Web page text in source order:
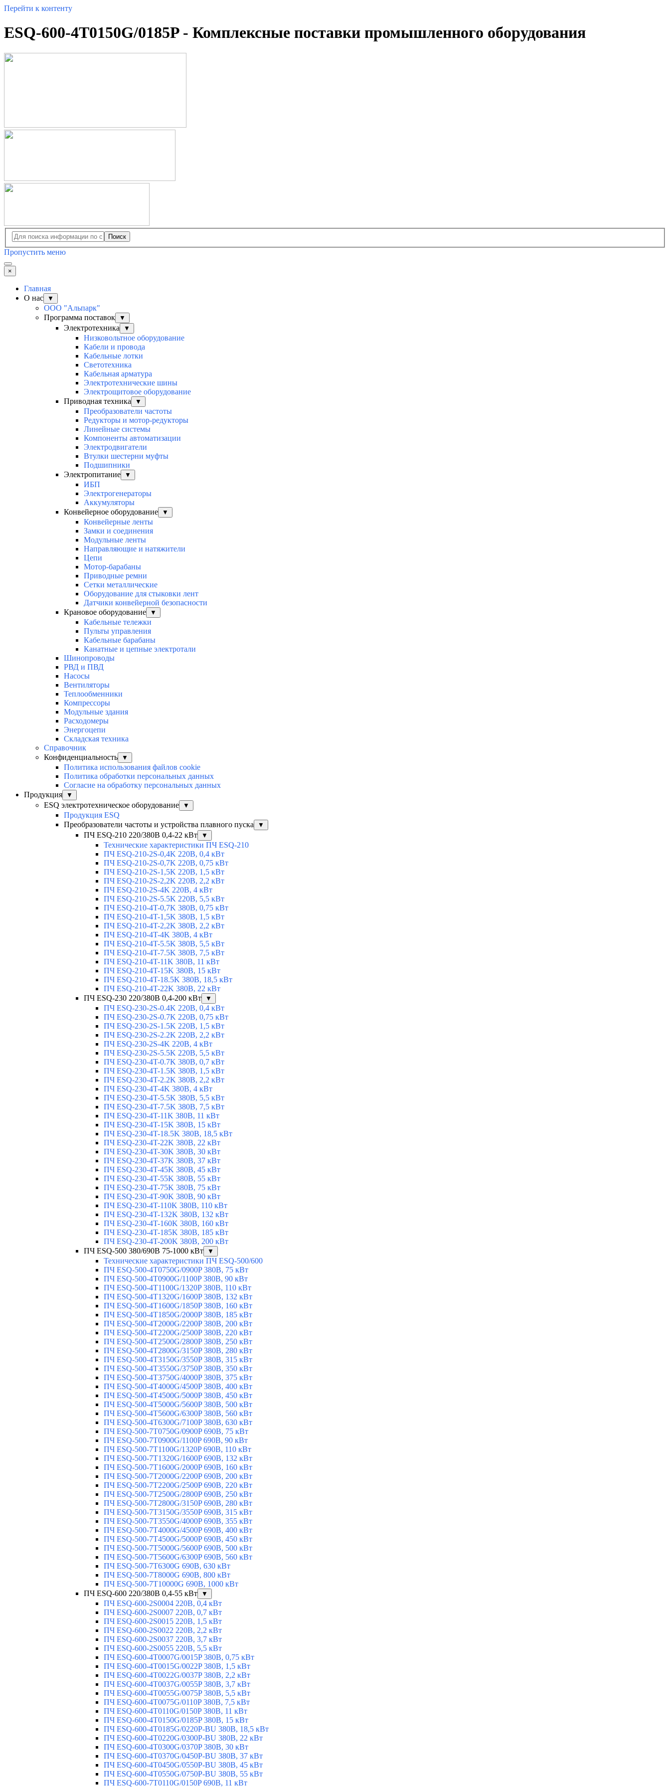
Перейти к контенту
ESQ-600-4T0150G/0185P - Комплексные поставки промышленного оборудования
Поиск
Пропустить меню
×
Главная
О нас
▼
ООО "Альпарк"
Программа поставок
▼
Электротехника ▼
Низковольтное оборудование
Кабели и провода
Кабельные лотки
Светотехника
Кабельная арматура
Электротехнические шины
Электрощитовое оборудование
Приводная техника
▼
Преобразователи частоты
Редукторы и мотор-редукторы
Линейные системы
Компоненты автоматизации
Электродвигатели
Втулки шестерни муфты
Подшипники
Электропитание
▼
ИБП
Электрогенераторы
Аккумуляторы
Конвейерное оборудование
▼
Конвейерные ленты
Замки и соединения
Модульные ленты
Направляющие и натяжители
Цепи
Мотор-барабаны
Приводные ремни
Сетки металлические
Оборудование для стыковки лент
Датчики конвейерной безопасности
Крановое оборудование
▼
Кабельные тележки
Пульты управления
Кабельные барабаны
Канатные и цепные электротали
Шинопроводы
РВД и ПВД
Насосы
Вентиляторы
Теплообменники
Компрессоры
Модульные здания
Расходомеры
Энергоцепи
Складская техника
Справочник
Конфиденциальность
▼
Политика использования файлов cookie
Политика обработки персональных данных
Согласие на обработку персональных данных
Продукция
▼
ESQ электротехническое оборудование ▼
Продукция ESQ
Преобразователи частоты и устройства плавного пуска
▼
ПЧ ESQ-210 220/380В 0,4-22 кВт ▼
Технические характеристики ПЧ ESQ-210
ПЧ ESQ-210-2S-0,4K 220В, 0,4 кВт
ПЧ ESQ-210-2S-0,7K 220В, 0,75 кВт
ПЧ ESQ-210-2S-1,5K 220В, 1,5 кВт
ПЧ ESQ-210-2S-2,2K 220В, 2,2 кВт
ПЧ ESQ-210-2S-4K 220В, 4 кВт
ПЧ ESQ-210-2S-5.5K 220В, 5,5 кВт
ПЧ ESQ-210-4T-0,7K 380В, 0,75 кВт
ПЧ ESQ-210-4T-1,5K 380В, 1,5 кВт
ПЧ ESQ-210-4T-2,2K 380В, 2,2 кВт
ПЧ ESQ-210-4T-4K 380В, 4 кВт
ПЧ ESQ-210-4T-5.5K 380В, 5,5 кВт
ПЧ ESQ-210-4T-7.5K 380В, 7,5 кВт
ПЧ ESQ-210-4T-11K 380В, 11 кВт
ПЧ ESQ-210-4T-15K 380В, 15 кВт
ПЧ ESQ-210-4T-18.5K 380В, 18,5 кВт
ПЧ ESQ-210-4T-22K 380В, 22 кВт
ПЧ ESQ-230 220/380В 0,4-200 кВт
▼
ПЧ ESQ-230-2S-0.4K 220В, 0,4 кВт
ПЧ ESQ-230-2S-0.7K 220В, 0,75 кВт
ПЧ ESQ-230-2S-1.5K 220В, 1,5 кВт
ПЧ ESQ-230-2S-2.2K 220В, 2,2 кВт
ПЧ ESQ-230-2S-4K 220В, 4 кВт
ПЧ ESQ-230-2S-5.5K 220В, 5,5 кВт
ПЧ ESQ-230-4T-0.7K 380В, 0,7 кВт
ПЧ ESQ-230-4T-1.5K 380В, 1,5 кВт
ПЧ ESQ-230-4T-2.2K 380В, 2,2 кВт
ПЧ ESQ-230-4T-4K 380В, 4 кВт
ПЧ ESQ-230-4T-5.5K 380В, 5,5 кВт
ПЧ ESQ-230-4T-7.5K 380В, 7,5 кВт
ПЧ ESQ-230-4T-11K 380В, 11 кВт
ПЧ ESQ-230-4T-15K 380В, 15 кВт
ПЧ ESQ-230-4T-18.5K 380В, 18,5 кВт
ПЧ ESQ-230-4T-22K 380В, 22 кВт
ПЧ ESQ-230-4T-30K 380В, 30 кВт
ПЧ ESQ-230-4T-37K 380В, 37 кВт
ПЧ ESQ-230-4T-45K 380В, 45 кВт
ПЧ ESQ-230-4T-55K 380В, 55 кВт
ПЧ ESQ-230-4T-75K 380В, 75 кВт
ПЧ ESQ-230-4T-90K 380В, 90 кВт
ПЧ ESQ-230-4T-110K 380В, 110 кВт
ПЧ ESQ-230-4T-132K 380В, 132 кВт
ПЧ ESQ-230-4T-160K 380В, 160 кВт
ПЧ ESQ-230-4T-185K 380В, 185 кВт
ПЧ ESQ-230-4T-200K 380В, 200 кВт
ПЧ ESQ-500 380/690В 75-1000 кВт
▼
Технические характеристики ПЧ ESQ-500/600
ПЧ ESQ-500-4T0750G/0900P 380В, 75 кВт
ПЧ ESQ-500-4T0900G/1100P 380В, 90 кВт
ПЧ ESQ-500-4T1100G/1320P 380В, 110 кВт
ПЧ ESQ-500-4T1320G/1600P 380В, 132 кВт
ПЧ ESQ-500-4T1600G/1850P 380В, 160 кВт
ПЧ ESQ-500-4T1850G/2000P 380В, 185 кВт
ПЧ ESQ-500-4T2000G/2200P 380В, 200 кВт
ПЧ ESQ-500-4T2200G/2500P 380В, 220 кВт
ПЧ ESQ-500-4T2500G/2800P 380В, 250 кВт
ПЧ ESQ-500-4T2800G/3150P 380В, 280 кВт
ПЧ ESQ-500-4T3150G/3550P 380В, 315 кВт
ПЧ ESQ-500-4T3550G/3750P 380В, 350 кВт
ПЧ ESQ-500-4T3750G/4000P 380В, 375 кВт
ПЧ ESQ-500-4T4000G/4500P 380В, 400 кВт
ПЧ ESQ-500-4T4500G/5000P 380В, 450 кВт
ПЧ ESQ-500-4T5000G/5600P 380В, 500 кВт
ПЧ ESQ-500-4T5600G/6300P 380В, 560 кВт
ПЧ ESQ-500-4T6300G/7100P 380В, 630 кВт
ПЧ ESQ-500-7T0750G/0900P 690В, 75 кВт
ПЧ ESQ-500-7T0900G/1100P 690В, 90 кВт
ПЧ ESQ-500-7T1100G/1320P 690В, 110 кВт
ПЧ ESQ-500-7T1320G/1600P 690В, 132 кВт
ПЧ ESQ-500-7T1600G/2000P 690В, 160 кВт
ПЧ ESQ-500-7T2000G/2200P 690В, 200 кВт
ПЧ ESQ-500-7T2200G/2500P 690В, 220 кВт
ПЧ ESQ-500-7T2500G/2800P 690В, 250 кВт
ПЧ ESQ-500-7T2800G/3150P 690В, 280 кВт
ПЧ ESQ-500-7T3150G/3550P 690В, 315 кВт
ПЧ ESQ-500-7T3550G/4000P 690В, 355 кВт
ПЧ ESQ-500-7T4000G/4500P 690В, 400 кВт
ПЧ ESQ-500-7T4500G/5000P 690В, 450 кВт
ПЧ ESQ-500-7T5000G/5600P 690В, 500 кВт
ПЧ ESQ-500-7T5600G/6300P 690В, 560 кВт
ПЧ ESQ-500-7T6300G 690В, 630 кВт
ПЧ ESQ-500-7T8000G 690В, 800 кВт
ПЧ ESQ-500-7T10000G 690В, 1000 кВт
ПЧ ESQ-600 220/380В 0,4-55 кВт
▼
ПЧ ESQ-600-2S0004 220В, 0,4 кВт
ПЧ ESQ-600-2S0007 220В, 0,7 кВт
ПЧ ESQ-600-2S0015 220В, 1,5 кВт
ПЧ ESQ-600-2S0022 220В, 2,2 кВт
ПЧ ESQ-600-2S0037 220В, 3,7 кВт
ПЧ ESQ-600-2S0055 220В, 5,5 кВт
ПЧ ESQ-600-4T0007G/0015P 380В, 0,75 кВт
ПЧ ESQ-600-4T0015G/0022P 380В, 1,5 кВт
ПЧ ESQ-600-4T0022G/0037P 380В, 2,2 кВт
ПЧ ESQ-600-4T0037G/0055P 380В, 3,7 кВт
ПЧ ESQ-600-4T0055G/0075P 380В, 5,5 кВт
ПЧ ESQ-600-4T0075G/0110P 380В, 7,5 кВт
ПЧ ESQ-600-4T0110G/0150P 380В, 11 кВт
ПЧ ESQ-600-4T0150G/0185P 380В, 15 кВт
ПЧ ESQ-600-4T0185G/0220P-BU 380В, 18,5 кВт
ПЧ ESQ-600-4T0220G/0300P-BU 380В, 22 кВт
ПЧ ESQ-600-4T0300G/0370P 380В, 30 кВт
ПЧ ESQ-600-4T0370G/0450P-BU 380В, 37 кВт
ПЧ ESQ-600-4T0450G/0550P-BU 380В, 45 кВт
ПЧ ESQ-600-4T0550G/0750P-BU 380В, 55 кВт
ПЧ ESQ-600-7T0110G/0150P 690В, 11 кВт